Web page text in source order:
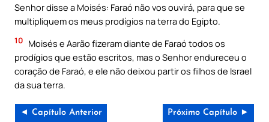
Senhor disse a Moisés: Faraó não vos ouvirá, para que se
multipliquem os meus prodígios na terra do Egipto.
10 Moisés e Aarão fizeram diante de Faraó todos os
prodígios que estão escritos, mas o Senhor endureceu o
coração de Faraó, e ele não deixou partir os filhos de Israel
da sua terra.
◄ Capítulo Anterior Próximo Capítulo ►